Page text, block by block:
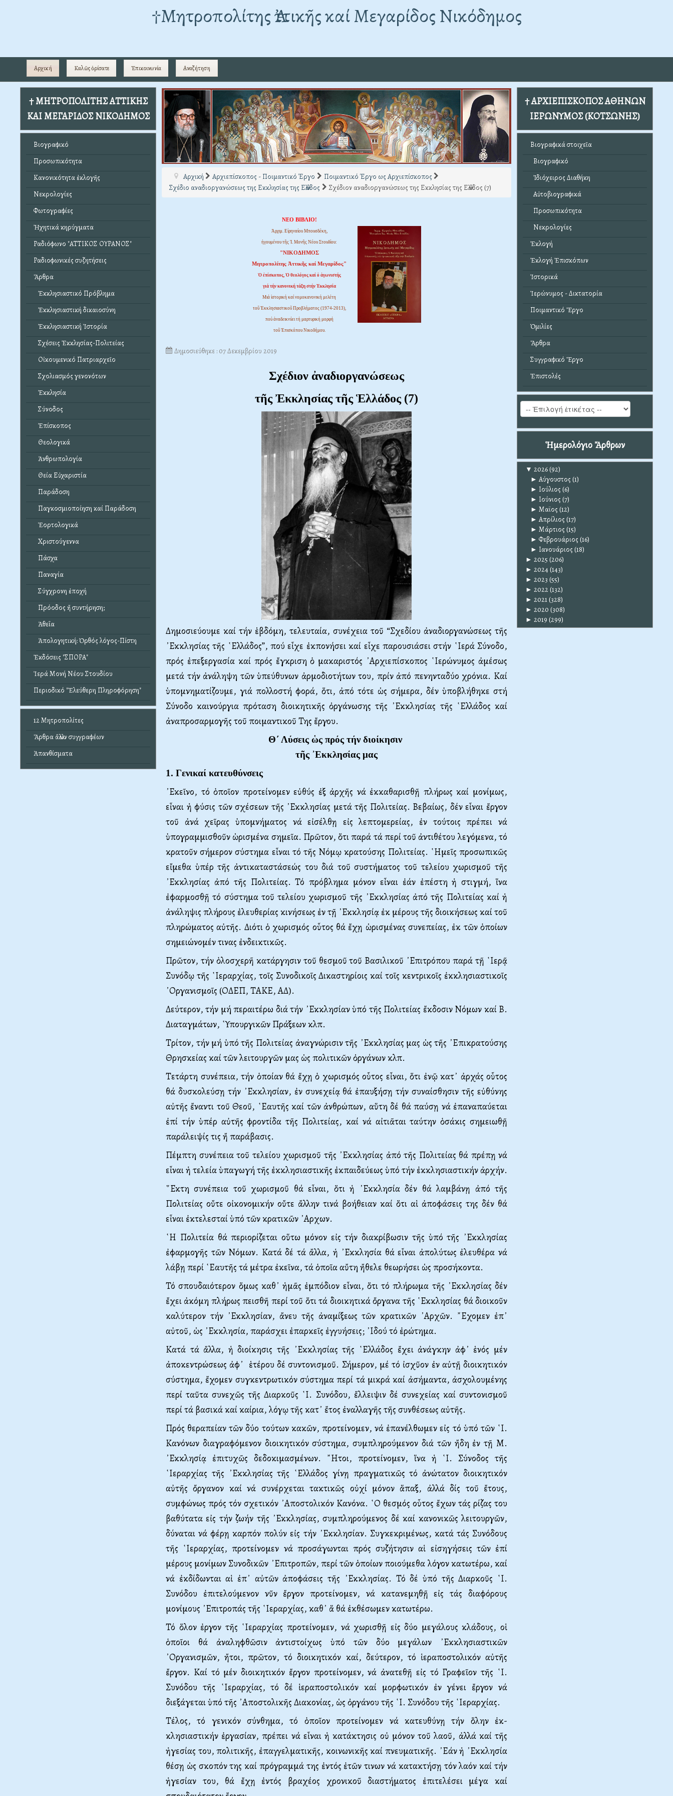
†Mητροπολίτης Ἀττικῆς καί Μεγαρίδος Νικόδημος
Αρχική Καλῶς ὁρίσατε Ἐπικοινωνία Αναζήτηση
† ΜΗΤΡΟΠΟΛΙΤΗΣ ΑΤΤΙΚΗΣ
ΚΑΙ ΜΕΓΑΡΙΔΟΣ ΝΙΚΟΔΗΜΟΣ
Βιογραφικό
Προσωπικότητα
Κανονικότητα ἐκλογῆς
Νεκρολογίες
Φωτογραφίες
Ἠχητικά κηρύγματα
Ραδιόφωνο "ΑΤΤΙΚΟΣ ΟΥΡΑΝΟΣ"
Ραδιοφωνικές συζητήσεις
Ἄρθρα
Ἐκκλησιαστικό Πρόβλημα
Ἐκκλησιαστική δικαιοσύνη
Ἐκκλησιαστική Ἱστορία
Σχέσεις Ἐκκλησίας-Πολιτείας
Οἰκουμενικό Πατριαρχεῖο
Σχολιασμός γενονότων
Ἐκκλησία
Σύνοδος
Ἐπίσκοπος
Θεολογικά
Ἀνθρωπολογία
Θεία Εὐχαριστία
Παράδοση
Παγκοσμιοποίηση καί Παράδοση
Ἑορτολογικά
Χριστούγεννα
Πάσχα
Παναγία
Σύγχρονη ἐποχή
Πρόοδος ἤ συντήρηση;
Ἀθεΐα
Ἀπολογητική: Ὀρθός λόγος-Πίστη
Ἐκδόσεις "ΣΠΟΡΑ"
Ἱερά Μονή Νέου Στουδίου
Περιοδικό "Ἐλεύθερη Πληροφόρηση"
12 Μητροπολίτες
Ἄρθρα ἄλλων συγγραφέων
Ἀπανθίσματα
Αρχική Αρχιεπίσκοπος - Ποιμαντικό Έργο
Ποιμαντικό Έργο ως Αρχιεπίσκοπος
Σχέδιο αναδιοργανώσεως της Εκκλησίας της Ελλάδος
Σχέδιον αναδιοργανώσεως της Εκκλησίας της Ελλάδος (7)
ΝΕΟ ΒΙΒΛΙΟ!
Ἀρχιμ. Εἰρηναίου Μπουσδέκη,
ἡγουμένου τῆς Ἱ. Μονῆς Νέου Στουδίου:
"ΝΙΚΟΔΗΜΟΣ
Μητροπολίτης Ἀττικῆς καί Μεγαρίδος"
Ὁ ἐπίσκοπος, Ὁ θεολόγος καί ὁ ἀγωνιστής
γιά τήν κανονική τάξη στήν Ἐκκλησία
Μιά ἱστορική καί νομοκανονική μελέτη
τοῦ Ἐκκλησιαστικοῦ Προβλήματος (1974-2013),
πού ἀναδεικνύει τή μαρτυρική μορφή
τοῦ Ἐπισκόπου Νικοδήμου.
Δημοσιεύθηκε : 07 Δεκεμβρίου 2019
Σχέδιον ἀναδιοργανώσεως
τῆς Ἐκκλησίας τῆς Ἑλλάδος (7)
Δημοσιεύουμε καί τήν ἑβδόμη, τελευταία, συνέχεια τοῦ “Σχεδίου ἀναδιοργανώσεως τῆς
᾿Εκ­κλησίας τῆς ῾Ελλάδος”, πού εἶχε ἐκπονήσει καί εἶχε παρουσιάσει στήν ῾Ιερά Σύνοδο,
πρός ἐπεξεργασία καί πρός ἔγκριση ὁ μακαριστός ᾿Αρχιεπίσκοπος ῾Ιερώνυμος ἀμέσως
μετά τήν ἀνάληψη τῶν ὑπεύθυνων ἁρμοδιοτήτων του, πρίν ἀπό πενηνταδύο χρόνια. Καί
ὑπο­μνηματίζουμε, γιά πολλοστή φορά, ὅτι, ἀπό τότε ὡς σήμερα, δέν ὑποβλήθηκε στή
Σύνοδο καινούργια πρόταση διοικητικῆς ὀργάνωσης τῆς ᾿Εκ­κλησίας τῆς ῾Ελλάδος καί
ἀναπροσαρμογῆς τοῦ ποιμαντικοῦ Της ἔργου.
Θ΄ Λύσεις ὡς πρός τήν διοίκησιν
τῆς ᾿Εκκλησίας μας
1. Γενικαί κατευθύνσεις
᾿Εκεῖνο, τό ὁποῖον προτείνομεν εὐθύς ἐξ ἀρχῆς νά ἐκκαθαρισθῇ πλήρως καί μονίμως,
εἶναι ἡ φύσις τῶν σχέσεων τῆς ᾿Εκκλησίας μετά τῆς Πολιτείας. Βεβαίως, δέν εἶναι ἔργον
τοῦ ἀνά χεῖρας ὑπομνή­ματος νά εἰσέλθῃ εἰς λεπτομερείας, ἐν τούτοις πρέπει νά
ὑπογραμμισθοῦν ὡ­ρισμένα σημεῖα. Πρῶτον, ὅτι παρά τά περί τοῦ ἀντιθέτου λεγόμενα, τό
κρατοῦν σήμερον σύστημα εἶναι τό τῆς Νό­μῳ κρατούσης Πολιτείας. ῾Ημεῖς προσω­πικῶς
εἴμεθα ὑπέρ τῆς ἀντικαταστά­σεώς του διά τοῦ συστήματος τοῦ τε­λείου χωρισμοῦ τῆς
᾿Εκκλησίας ἀπό τῆς Πολιτείας. Τό πρόβλημα μόνον εἶναι ἐάν ἐπέστη ἡ στιγμή, ἵνα
ἐφαρμοσθῇ τό σύστημα τοῦ τελείου χωρισμοῦ τῆς ᾿Εκ­κλησίας ἀπό τῆς Πολιτείας καί ἡ
ἀνάληψις πλήρους ἐλευθερίας κινήσεως ἐν τῇ ᾿Εκ­κλησίᾳ ἐκ μέρους τῆς διοικήσεως καί τοῦ
πληρώματος αὐτῆς. Διότι ὁ χωρισμός οὗτος θά ἔχῃ ὡρισμένας συνεπείας, ἐκ τῶν ὁποίων
σημειώνομέν τινας ἐνδεικτικῶς.
Πρῶτον, τήν ὁλοσχερῆ κατάργησιν τοῦ θεσμοῦ τοῦ Βασιλικοῦ ᾿Επιτρόπου παρά τῇ ῾Ιερᾷ
Συνόδῳ τῆς ῾Ιεραρχίας, τοῖς Συνοδικοῖς Δικαστηρίοις καί τοῖς κεντρικοῖς ἐκκλησιαστικοῖς
᾿Οργανισμοῖς (ΟΔΕΠ, ΤΑΚΕ, ΑΔ).
Δεύτερον, τήν μή περαιτέρω διά τήν ᾿Εκκλησίαν ὑπό τῆς Πολιτείας ἔκδοσιν Νόμων καί Β.
Διαταγμάτων, ῾Υπουργικῶν Πράξεων κλπ.
Τρίτον, τήν μή ὑπό τῆς Πολιτείας ἀ­ναγνώρισιν τῆς ᾿Εκκλησίας μας ὡς τῆς ᾿Ε­πικρατούσης
Θρησκείας καί τῶν λει­τουρ­γῶν μας ὡς πολιτικῶν ὀργάνων κλπ.
Τετάρτη συνέπεια, τήν ὁποίαν θά ἔχῃ ὁ χωρισμός οὗτος εἶναι, ὅτι ἐνῷ κατ᾿ ἀρχάς οὗτος
θά δυσκολεύσῃ τήν ᾿Εκ­κλησίαν, ἐν συνεχείᾳ θά ἐπαυξήσῃ τήν συναίσθησιν τῆς εὐθύνης
αὐτῆς ἔναντι τοῦ Θεοῦ, ῾Εαυτῆς καί τῶν ἀνθρώπων, αὕτη δέ θά παύσῃ νά ἐπαναπαύεται
ἐπί τήν ὑπέρ αὐτῆς φροντίδα τῆς Πολιτείας, καί νά αἰτιᾶται ταύτην ὁσάκις σημειωθῇ
παράλειψίς τις ἤ παράβασις.
Πέμπτη συνέπεια τοῦ τελείου χωρι­σμοῦ τῆς ᾿Εκκλησίας ἀπό τῆς Πολιτείας θά πρέπῃ νά
εἶναι ἡ τελεία ὑπαγωγή τῆς ἐκκλησιαστικῆς ἐκπαιδεύεως ὑπό τήν ἐκκλησιαστικήν ἀρχήν.
῞Εκτη συνέπεια τοῦ χωρισμοῦ θά εἶναι, ὅτι ἡ ᾿Εκκλησία δέν θά λαμβάνῃ ἀπό τῆς
Πολιτείας οὔτε οἰκονομικήν οὔτε ἄλλην τινά βοήθειαν καί ὅτι αἱ ἀποφά­σεις της δέν θά
εἶναι ἐκτελεσταί ὑπό τῶν κρατικῶν ᾿Αρχων.
῾Η Πολιτεία θά περιορίζεται οὕτω μόνον εἰς τήν διακρίβωσιν τῆς ὑπό τῆς ᾿Εκ­κλησίας
ἐφαρμογῆς τῶν Νόμων. Κατά δέ τά ἄλλα, ἡ ᾿Εκκλησία θά εἶναι ἀπολύτως ἐλευθέρα νά
λάβῃ περί ῾Εαυτῆς τά μέτρα ἐκεῖνα, τά ὁποῖα αὔτη ἤθελε θεω­ρήσει ὡς προσήκοντα.
Τό σπουδαιότερον ὅμως καθ᾿ ἡμᾶς ἐμπόδιον εἶναι, ὅτι τό πλήρωμα τῆς ᾿Εκ­κλησίας δέν
ἔχει ἀκόμη πλήρως πεισθῆ περί τοῦ ὅτι τά διοικητικά ὄργανα τῆς ῾Εκ­κλησίας θά διοικοῦν
καλύτερον τήν ᾿Εκ­κλησίαν, ἄνευ τῆς ἀναμίξεως τῶν κρατικῶν ᾿Αρχῶν. ῎Εχομεν ἐπ᾿
αὐτοῦ, ὡς ᾿Εκ­κλησία, παράσχει ἐπαρκεῖς ἐγγυήσεις; ᾿Ιδού τό ἐρώτημα.
Κατά τά ἄλλα, ἡ διοίκησις τῆς ᾿Εκκλη­σίας τῆς ῾Ελλάδος ἔχει ἀνάγκην ἀφ᾿ ἑνός μέν
ἀποκεντρώσεως ἀφ᾿ ἑτέρου δέ συντονισμοῦ. Σήμερον, μέ τό ἰσχῦον ἐν αὐτῇ διοικητικόν
σύστημα, ἔχομεν συγκεν­τρωτικόν σύστημα περί τά μικρά καί ἀσήμαντα, ἀσχολουμένης
περί ταῦτα συνεχῶς τῆς Διαρκοῦς ῾Ι. Συνόδου, ἔλ­λειψιν δέ συνεχείας καί συντονισμοῦ
περί τά βασικά καί καίρια, λόγῳ τῆς κατ᾿ ἔτος ἐναλλαγῆς τῆς συνθέσεως αὐτῆς.
Πρός θεραπείαν τῶν δύο τούτων κακῶν, προτείνομεν, νά ἐπανέλθωμεν εἰς τό ὑπό τῶν ῾Ι.
Κανόνων διαγραφόμενον διοικητικόν σύστημα, συμπληρούμενον διά τῶν ἤδη ἐν τῇ Μ.
᾿Εκκλησίᾳ ἐπιτυχῶς δεδοκιμασμένων. ῎Ητοι, προτείνομεν, ἵνα ἡ ῾Ι. Σύνοδος τῆς
῾Ιεραρχίας τῆς ᾿Εκκλησίας τῆς ῾Ελλάδος γίνῃ πραγματικῶς τό ἀνώτατον διοικητικόν
αὐτῆς ὄργανον καί νά συνέρχεται τακτικῶς οὐχί μόνον ἅπαξ, ἀλλά δίς τοῦ ἔτους,
συμφώνως πρός τόν σχετικόν ᾿Αποστολικόν Κανόνα. ῾Ο θε­σμός οὗτος ἔχων τάς ρίζας του
βαθύτατα εἰς τήν ζωήν τῆς ᾿Εκκλησίας, συμπλη­ρούμενος δέ καί κανονικῶς λειτουργῶν,
δύναται νά φέρῃ καρπόν πολύν εἰς τήν ᾿Εκκλησίαν. Συγκεκριμένως, κατά τάς Συνόδους
τῆς ῾Ιεραρχίας, προτείνομεν νά προσάγωνται πρός συζήτησιν αἱ εἰσ­ηγήσεις τῶν ἐπί
μέρους μονίμων Συνοδικῶν ᾿Επιτροπῶν, περί τῶν ὁποίων ποι­ούμεθα λόγον κατωτέρω, καί
νά ἐκδί­δωνται αἱ ἐπ᾿ αὐτῶν ἀποφάσεις τῆς ᾿Εκ­κλησίας. Τό δέ ὑπό τῆς Διαρκοῦς ῾Ι.
Συνόδου ἐπιτελούμενον νῦν ἔργον προτείνο­μεν, νά κατανεμηθῇ εἰς τάς διαφόρους
μονίμους ᾿Επιτροπάς τῆς ῾Ιεραρχίας, καθ᾿ ἅ θά ἐκθέσωμεν κατωτέρω.
Τό ὅλον ἐργον τῆς ῾Ιεραρχίας προτεί­νομεν, νά χωρισθῇ εἰς δύο μεγάλους κλά­δους, οἱ
ὁποῖοι θά ἀναληφθῶσιν ἀντι­στοίχως ὑπό τῶν δύο μεγάλων ᾿Εκκλησιαστικῶν
᾿Οργανισμῶν, ἤτοι, πρῶτον, τό διοικητικόν καί, δεύτερον, τό ἱεραποστο­λικόν αὐτῆς
ἔργον. Καί τό μέν διοικητικόν ἔργον προτείνομεν, νά ἀνατεθῇ εἰς τό Γραφεῖον τῆς ῾Ι.
Συνόδου τῆς ῾Ιεραρ­χίας, τό δέ ἱεραποστολικόν καί μορφω­τικόν ἐν γένει ἔργον νά
διεξάγεται ὑπό τῆς ᾿Αποστολικῆς Διακονίας, ὡς ὀργάνου τῆς ῾Ι. Συνόδου τῆς ῾Ιεραρχίας.
Τέλος, τό γενικόν σύνθημα, τό ὁποῖον προτείνομεν νά κατευθύνῃ τήν ὅλην ἐκ­
κλησιαστικήν ἐργασίαν, πρέπει νά εἶναι ἡ κατάκτησις οὐ μόνον τοῦ λαοῦ, ἀλλά καί τῆς
ἡγεσίας του, πολιτικῆς, ἐπαγγελματικῆς, κοινωνικῆς καί πνευματικῆς. ᾿Εάν ἡ ᾿Εκκλησία
θέσῃ ὡς σκοπόν της καί πρόγραμμά της ἐντός ἐτῶν τινων νά κα­τακτήσῃ τόν λαόν καί τήν
ἡγεσίαν του, θά ἔχῃ ἐντός βραχέος χρονικοῦ διαστή­ματος ἐπιτελέσει μέγα καί
† ΑΡΧΙΕΠΙΣΚΟΠΟΣ ΑΘΗΝΩΝ
ΙΕΡΩΝΥΜΟΣ (ΚΟΤΣΩΝΗΣ)
Βιογραφικά στοιχεῖα
Βιογραφικό
Ἰδιόχειρος Διαθήκη
Αὐτοβιογραφικά
Προσωπικότητα
Νεκρολογίες
Ἐκλογή
Ἐκλογή Ἐπισκόπων
Ἱστορικά
Ἱερώνυμος - Δικτατορία
Ποιμαντικό Ἔργο
Ὁμιλίες
Ἄρθρα
Συγγραφικό Ἔργο
Ἐπιστολές
Ἡμερολόγιο Ἄρθρων
▼ 2026(92)
► Αύγουστος (1)
► Ιούλιος (6)
► Ιούνιος (7)
► Μαϊος (12)
► Απρίλιος (17)
► Μάρτιος (15)
► Φεβρουάριος (16)
► Ιανουάριος (18)
► 2025 (206)
► 2024(143)
► 2023 (55)
► 2022(132)
► 2021(328)
► 2020 (308)
► 2019 (299)